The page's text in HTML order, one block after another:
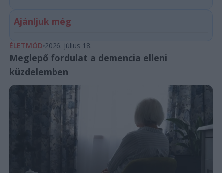
Ajánljuk még
ÉLETMÓD 2026. július 18.
Meglepő fordulat a demencia elleni
küzdelemben